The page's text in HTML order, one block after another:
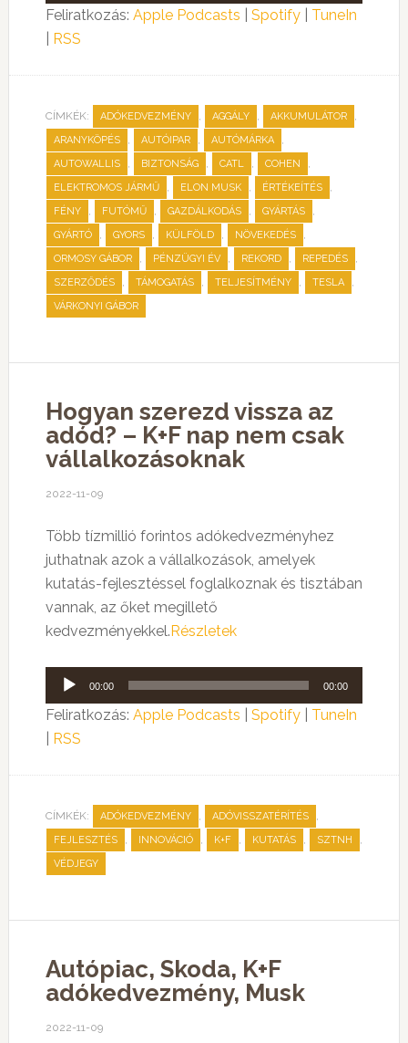
Feliratkozás: Apple Podcasts Spotify| TuneIn
RSS
CÍMKÉK: ADÓKEDVEZMÉNY , AGGÁLY , AKKUMULÁTOR ,
ARANYKÖPÉS , AUTÓIPAR , AUTÓMÁRKA ,
AUTOWALLIS , BIZTONSÁG , CATL , COHEN ,
ELEKTROMOS JÁRMŰ , ELON MUSK , ÉRTÉKEÍTÉS ,
FÉNY , FUTÓMŰ , GAZDÁLKODÁS , GYÁRTÁS ,
GYÁRTÓ , GYORS , KÜLFÖLD , NÖVEKEDÉS ,
ORMOSY GÁBOR , PÉNZÜGYI ÉV , REKORD , REPEDÉS ,
SZERZŐDÉS , TÁMOGATÁS , TELJESÍTMÉNY , TESLA ,
VÁRKONYI GÁBOR
Hogyan szerezd vissza az
adód? – K+F nap nem csak
vállalkozásoknak
2022-11-09
Több tízmillió forintos adókedvezményhez
juthatnak azok a vállalkozások, amelyek
kutatás-fejlesztéssel foglalkoznak és tisztában
vannak, az őket megillető
kedvezményekkel.Részletek
Audió
lejátszó
00:00 00:00
Feliratkozás: Apple Podcasts Spotify| TuneIn
RSS
CÍMKÉK: ADÓKEDVEZMÉNY , ADÓVISSZATÉRÍTÉS ,
FEJLESZTÉS , INNOVÁCIÓ , K+F , KUTATÁS , SZTNH ,
VÉDJEGY
Autópiac, Skoda, K+F
adókedvezmény, Musk
2022-11-09